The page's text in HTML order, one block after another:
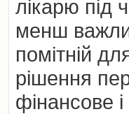
лікарю під
менш
помітній
рішення
фінансове